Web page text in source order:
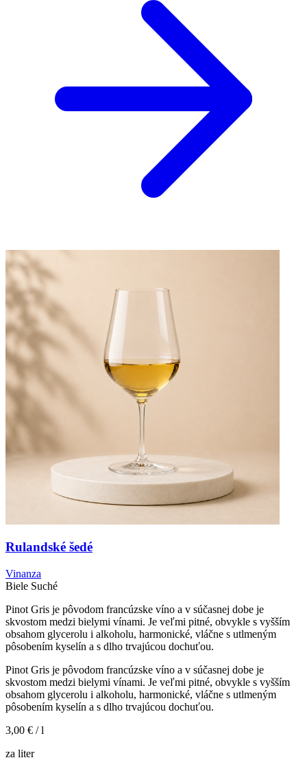
Rulandské šedé
Vinanza
Biele Suché
Pinot Gris je pôvodom francúzske víno a v súčasnej dobe je
skvostom medzi bielymi vínami. Je veľmi pitné, obvykle s vyšším
obsahom glycerolu i alkoholu, harmonické, vláčne s utlmeným
pôsobením kyselín a s dlho trvajúcou dochuťou.
Pinot Gris je pôvodom francúzske víno a v súčasnej dobe je
skvostom medzi bielymi vínami. Je veľmi pitné, obvykle s vyšším
obsahom glycerolu i alkoholu, harmonické, vláčne s utlmeným
pôsobením kyselín a s dlho trvajúcou dochuťou.
3,00 € / l
za liter